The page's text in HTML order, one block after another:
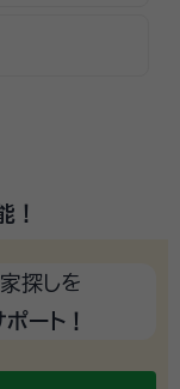
！
探しを
ート！